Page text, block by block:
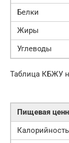
Белки
Жиры
Углеводы
Таблица КБЖУ
Пищевая
Калорийность